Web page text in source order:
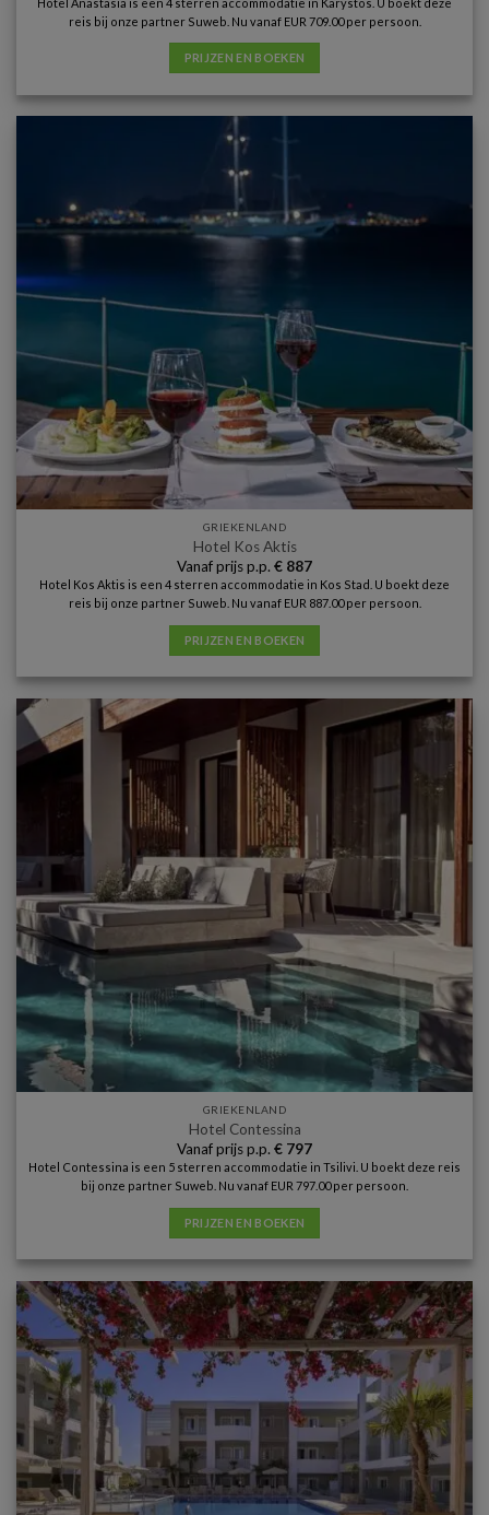
reis bij onze partner Suweb. Nu vanaf EUR 709.00 per persoon.
PRIJZEN EN BOEKEN
GRIEKENLAND
Hotel Kos Aktis
Vanaf prijs p.p. € 887
Hotel Kos Aktis is een 4 sterren accommodatie in Kos Stad. U boekt deze
reis bij onze partner Suweb. Nu vanaf EUR 887.00 per persoon.
PRIJZEN EN BOEKEN
GRIEKENLAND
Hotel Contessina
Vanaf prijs p.p. € 797
Hotel Contessina is een 5 sterren accommodatie in Tsilivi. U boekt deze reis
bij onze partner Suweb. Nu vanaf EUR 797.00 per persoon.
PRIJZEN EN BOEKEN